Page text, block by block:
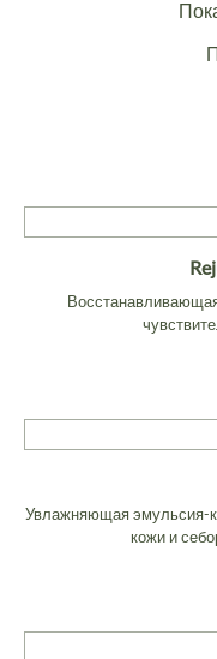
Увлажняющая эмульсия-
кожи и